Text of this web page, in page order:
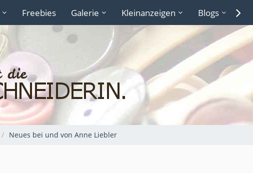
Freebies Galerie Kleinanzeigen Blogs
Neues bei und von Anne Liebler